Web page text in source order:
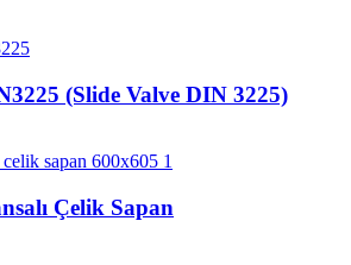
(Slide Valve DIN 3225)
Çelik Sapan